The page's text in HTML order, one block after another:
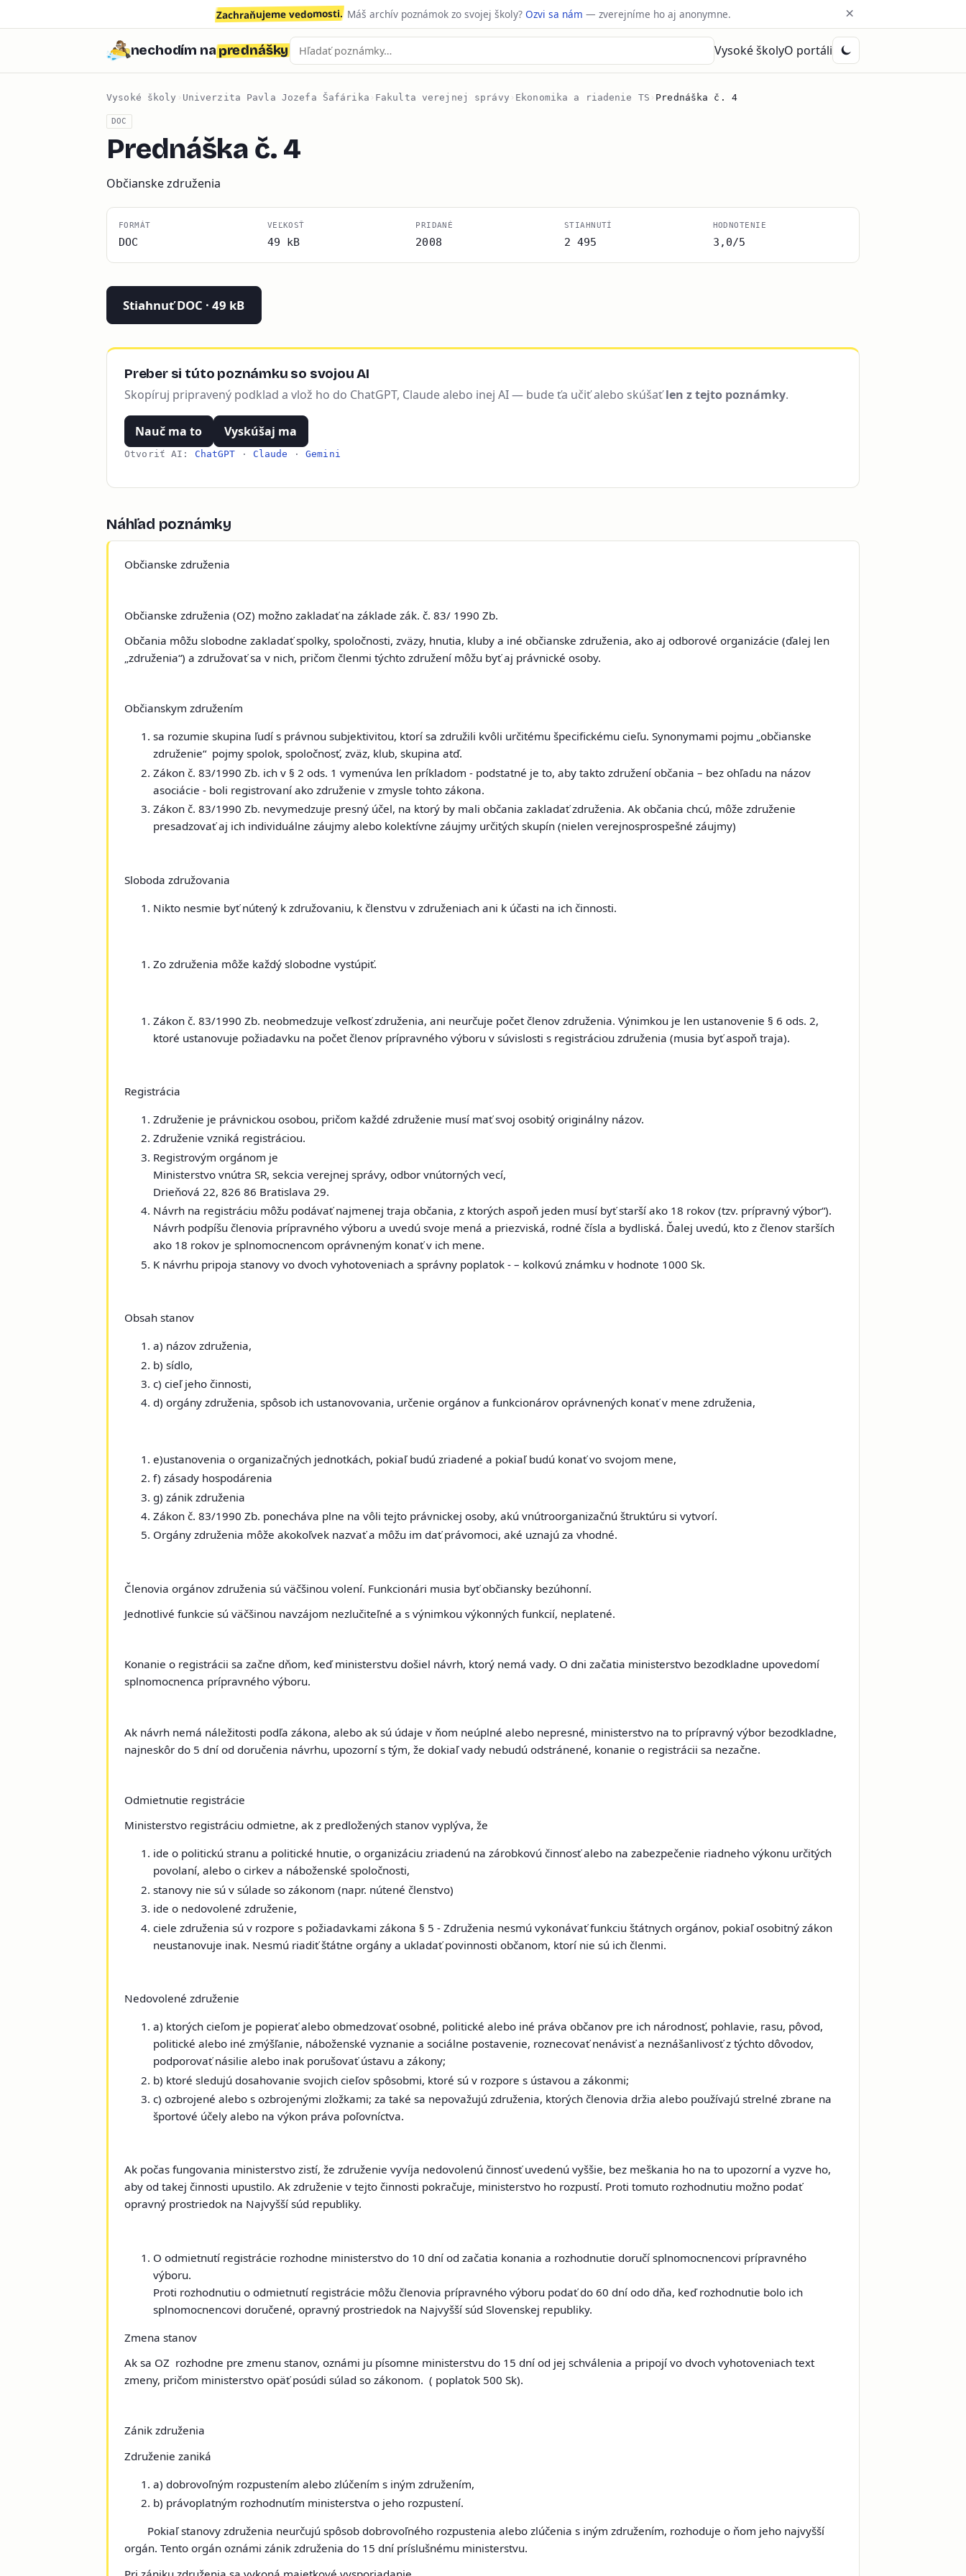
Zachraňujeme vedomosti. Máš archív poznámok zo svojej školy?Ozvi sa nám — zverejníme ho aj anonymne. ×
nechodím naprednášky Vysoké školyO portáli
Vysoké školy › Univerzita Pavla Jozefa Šafárika › Fakulta verejnej správy › Ekonomika a riadenie TS › Prednáška č. 4
DOC
Prednáška č. 4
Občianske združenia
FORMÁT
DOC
VEĽKOSŤ
49 kB
PRIDANÉ
2008
STIAHNUTÍ
2 495
HODNOTENIE
3,0/5
Stiahnuť DOC · 49 kB
Preber si túto poznámku so svojou AI
Skopíruj pripravený podklad a vlož ho do ChatGPT, Claude alebo inej AI — bude ťa učiť alebo skúšaťlen z tejto poznámky.
Nauč ma to Vyskúšaj ma
Otvoriť AI: ChatGPT · Claude ·Gemini
Náhľad poznámky
Občianske združenia
Občianske združenia (OZ) možno zakladať na základe zák. č. 83/ 1990 Zb.
Občania môžu slobodne zakladať spolky, spoločnosti, zväzy, hnutia, kluby a iné občianske združenia, ako aj odborové organizácie (ďalej len
„združenia“) a združovať sa v nich, pričom členmi týchto združení môžu byť aj právnické osoby.
Občianskym združením
sa rozumie skupina ľudí s právnou subjektivitou, ktorí sa združili kvôli určitému špecifickému cieľu. Synonymami pojmu „občianske
združenie“ pojmy spolok, spoločnosť, zväz, klub, skupina atď.
Zákon č. 83/1990 Zb. ich v § 2 ods. 1 vymenúva len príkladom - podstatné je to, aby takto združení občania – bez ohľadu na názov
asociácie - boli registrovaní ako združenie v zmysletohto zákona.
Zákon č. 83/1990 Zb. nevymedzuje presný účel, na ktorý by mali občania zakladať združenia. Ak občania chcú, môže združenie
presadzovať aj ich individuálne záujmy alebo kolektívne záujmy určitých skupín (nielen verejnosprospešné záujmy)
Sloboda združovania
Nikto nesmie byť nútený k združovaniu, k členstvu v združeniach ani k účasti na ich činnosti.
Zo združenia môže každý slobodne vystúpiť.
Zákon č. 83/1990 Zb. neobmedzuje veľkosť združenia, ani neurčuje počet členov združenia. Výnimkou je len ustanovenie § 6 ods. 2,
ktoré ustanovuje požiadavku na počet členov prípravného výboru v súvislosti s registráciou združenia (musia byť aspoň traja).
Registrácia
Združenie je právnickou osobou, pričom každé združenie musí mať svoj osobitý originálny názov.
Združenie vzniká registráciou.
Registrovým orgánom je
Ministerstvo vnútra SR, sekcia verejnej správy, odbor vnútorných vecí,
Drieňová 22, 826 86 Bratislava 29.
Návrh na registráciu môžu podávať najmenej traja občania, z ktorých aspoň jeden musí byť starší ako 18 rokov (tzv. prípravný výbor“).
Návrh podpíšu členovia prípravného výboru a uvedú svoje mená a priezviská, rodné čísla a bydliská. Ďalej uvedú, kto z členov starších
ako 18 rokov je splnomocnencom oprávneným konať v ich mene.
K návrhu pripoja stanovy vo dvoch vyhotoveniach a správny poplatok - – kolkovú známku v hodnote 1000 Sk.
Obsah stanov
a) názov združenia,
b) sídlo,
c) cieľ jeho činnosti,
d) orgány združenia, spôsob ich ustanovovania, určenie orgánov a funkcionárov oprávnených konať v mene združenia,
e)ustanovenia o organizačných jednotkách, pokiaľ budú zriadené a pokiaľ budú konať vo svojom mene,
f) zásady hospodárenia
g) zánik združenia
Zákon č. 83/1990 Zb. ponecháva plne na vôli tejto právnickej osoby, akú vnútroorganizačnú štruktúru si vytvorí.
Orgány združenia môže akokoľvek nazvať a môžu im dať právomoci, aké uznajú za vhodné.
Členovia orgánov združenia sú väčšinou volení. Funkcionári musia byť občiansky bezúhonní.
Jednotlivé funkcie sú väčšinou navzájom nezlučiteľné a s výnimkou výkonných funkcií, neplatené.
Konanie o registrácii sa začne dňom, keď ministerstvu došiel návrh, ktorý nemá vady. O dni začatia ministerstvo bezodkladne upovedomí
splnomocnenca prípravného výboru.
Ak návrh nemá náležitosti podľa zákona, alebo ak sú údaje v ňom neúplné alebo nepresné, ministerstvo na to prípravný výbor bezodkladne,
najneskôr do 5 dní od doručenia návrhu, upozorní s tým, že dokiaľ vady nebudú odstránené, konanie o registrácii sa nezačne.
Odmietnutie registrácie
Ministerstvo registráciu odmietne, ak z predložených stanov vyplýva, že
ide o politickú stranu a politické hnutie, o organizáciu zriadenú na zárobkovú činnosť alebo na zabezpečenie riadneho výkonu určitých
povolaní, alebo o cirkev a náboženské spoločnosti,
stanovy nie sú v súlade so zákonom (napr. nútené členstvo)
ide o nedovolené združenie,
ciele združenia sú v rozpore s požiadavkami zákona § 5 - Združenia nesmú vykonávať funkciu štátnych orgánov, pokiaľ osobitný zákon
neustanovuje inak. Nesmú riadiť štátne orgány a ukladať povinnosti občanom, ktorí nie sú ich členmi.
Nedovolené združenie
a) ktorých cieľom je popierať alebo obmedzovať osobné, politické alebo iné práva občanov pre ich národnosť, pohlavie, rasu, pôvod,
politické alebo iné zmýšľanie, náboženské vyznanie a sociálne postavenie, roznecovať nenávisť a neznášanlivosť z týchto dôvodov,
podporovať násilie alebo inak porušovať ústavu a zákony;
b) ktoré sledujú dosahovanie svojich cieľov spôsobmi, ktoré sú v rozpore s ústavou a zákonmi;
c) ozbrojené alebo s ozbrojenými zložkami; za také sa nepovažujú združenia, ktorých členovia držia alebo používajú strelné zbrane na
športové účely alebo na výkon práva poľovníctva.
Ak počas fungovania ministerstvo zistí, že združenie vyvíja nedovolenú činnosť uvedenú vyššie, bez meškania ho na to upozorní a vyzve ho,
aby od takej činnosti upustilo. Ak združenie v tejto činnosti pokračuje, ministerstvo ho rozpustí. Proti tomuto rozhodnutiu možno podať
opravný prostriedok na Najvyšší súd republiky.
O odmietnutí registrácie rozhodne ministerstvo do 10 dní od začatia konania a rozhodnutie doručí splnomocnencovi prípravného
výboru.
Proti rozhodnutiu o odmietnutí registrácie môžu členovia prípravného výboru podať do 60 dní odo dňa, keď rozhodnutie bolo ich
splnomocnencovi doručené, opravný prostriedok na Najvyšší súd Slovenskej republiky.
Zmena stanov
Ak sa OZ rozhodne pre zmenu stanov, oznámi ju písomne ministerstvu do 15 dní od jej schválenia a pripojí vo dvoch vyhotoveniach text
zmeny, pričom ministerstvo opäť posúdi súlad so zákonom. ( poplatok 500 Sk).
Zánik združenia
Združenie zaniká
a) dobrovoľným rozpustením alebo zlúčením s iným združením,
b) právoplatným rozhodnutím ministerstva o jeho rozpustení.
Pokiaľ stanovy združenia neurčujú spôsob dobrovoľného rozpustenia alebo zlúčenia s iným združením, rozhoduje o ňom jeho najvyšší
orgán. Tento orgán oznámi zánik združenia do 15 dní príslušnému ministerstvu.